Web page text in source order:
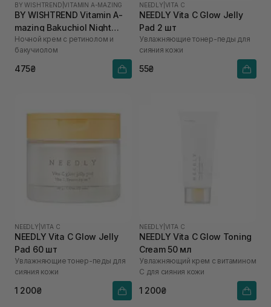
BY WISHTREND |VITAMIN A-MAZING
BY WISHTREND Vitamin A-
mazing Bakuchiol Night
Cream 10 мл
Ночной крем с ретинолом и
бакучиолом
475₴
NEEDLY VITA C
NEEDLY Vita C Glow Jelly
Pad 2 шт
Увлажняющие тонер-педы для
сияния кожи
55₴
NEEDLY VITA C
NEEDLY Vita C Glow Jelly
Pad 60 шт
Увлажняющие тонер-педы для
сияния кожи
1 200₴
NEEDLY VITA C
NEEDLY Vita C Glow Toning
Cream 50 мл
Увлажняющий крем с витамином
С для сияния кожи
1 200₴